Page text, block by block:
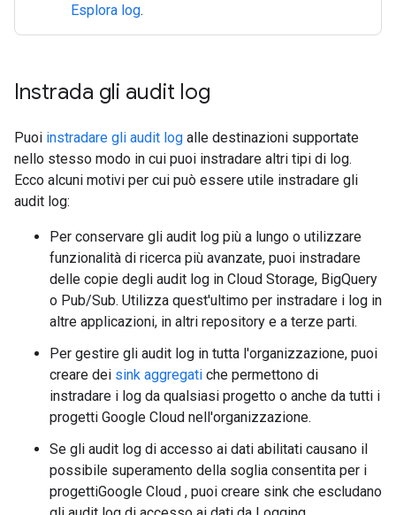
Esplora log.
Instrada gli audit log
Puoi instradare gli audit log alle destinazioni supportate
nello stesso modo in cui puoi instradare altri tipi di log.
Ecco alcuni motivi per cui può essere utile instradare gli
audit log:
Per conservare gli audit log più a lungo o utilizzare
funzionalità di ricerca più avanzate, puoi instradare
delle copie degli audit log in Cloud Storage, BigQuery
o Pub/Sub. Utilizza quest'ultimo per instradare i log in
altre applicazioni, in altri repository e a terze parti.
Per gestire gli audit log in tutta l'organizzazione, puoi
creare dei sink aggregati che permettono di
instradare i log da qualsiasi progetto o anche da tutti i
progetti Google Cloud nell'organizzazione.
Se gli audit log di accesso ai dati abilitati causano il
possibile superamento della soglia consentita per i
progettiGoogle Cloud , puoi creare sink che escludano